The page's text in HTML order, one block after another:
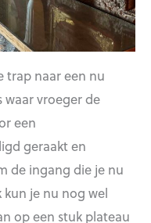
trap naar een nu
vroeger de
een
geraakt en
de ingang die je nu
je nu nog wel
op een stuk plateau